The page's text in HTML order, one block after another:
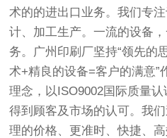
术的的进出口业务。我们专
计、加工生产。一流的设备
务。广州印刷厂坚持“领先的
术+精良的设备=客户的满意”
理念，以ISO9002国际质量
得到顾客及市场的认可。我
理的价格、更准时、快捷、